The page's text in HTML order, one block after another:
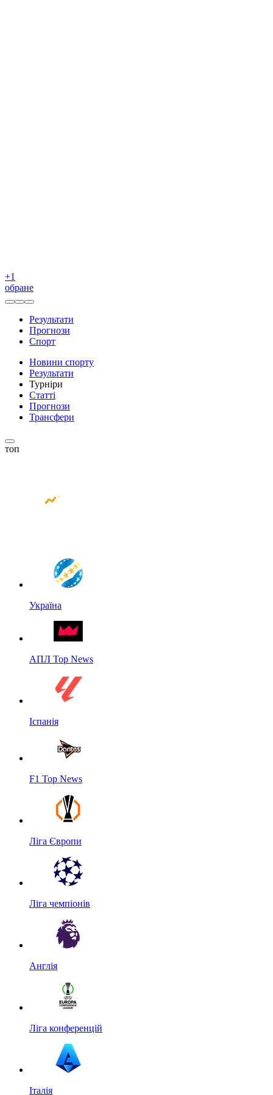
+1
обране
Результати
Прогнози
Спорт
Новини спорту
Результати
Турніри
Статті
Прогнози
Трансфери
топ
Україна
АПЛ Top News
Іспанія
F1 Top News
Ліга Європи
Ліга чемпіонів
Англія
Ліга конференцій
Італія